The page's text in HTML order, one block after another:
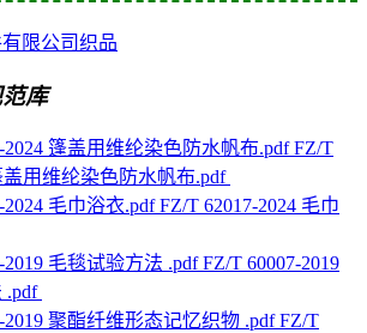
有限公司织品
库
FZ/T
盖用维纶染色防水帆布.pdf
FZ/T 62017-2024 毛巾
FZ/T 60007-2019
.pdf
FZ/T